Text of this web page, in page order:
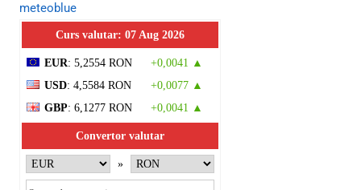
meteoblue
Curs valutar: 07 Aug 2026
EUR: 5,2554 RON
+0,0041 ▲
USD: 4,5584 RON
+0,0077 ▲
GBP: 6,1277 RON +0,0041 ▲
Convertor valutar
»